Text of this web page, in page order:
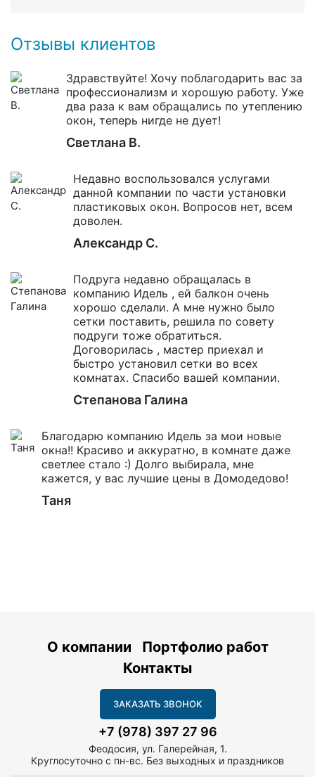
Отзывы клиентов
Здравствуйте! Хочу поблагодарить вас за
профессионализм и хорошую работу. Уже
два раза к вам обращались по утеплению
окон, теперь нигде не дует!
Светлана В.
Недавно воспользовался услугами
данной компании по части установки
пластиковых окон. Вопросов нет, всем
доволен.
Александр С.
Подруга недавно обращалась в
компанию Идель , ей балкон очень
хорошо сделали. А мне нужно было
сетки поставить, решила по совету
подруги тоже обратиться.
Договорилась , мастер приехал и
быстро установил сетки во всех
комнатах. Спасибо вашей компании.
Степанова Галина
Благодарю компанию Идель за мои новые
окна!! Красиво и аккуратно, в комнате даже
светлее стало :) Долго выбирала, мне
кажется, у вас лучшие цены в Домодедово!
Таня
О компании
Портфолио работ
Контакты
ЗАКАЗАТЬ ЗВОНОК
+7 (978) 397 27 96
Феодосия, ул. Галерейная, 1.
Круглосуточно с пн-вс. Без выходных и праздников